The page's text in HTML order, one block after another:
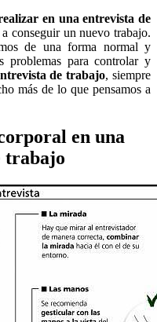
en una entrevista de
conseguir un nuevo trabajo.
de una forma normal y
problemas para controlar y
de trabajo, siempre
más de lo que pensamos a
en una
trabajo